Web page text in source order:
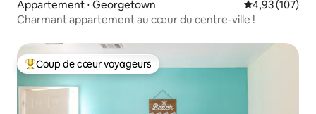
Appartement ⋅ Georgetown Évaluation
4,93 (107)
Charmant appartement au cœur du centre-ville !
Coups de cœur voyageurs les plus appréciés
Coup de cœur voyageurs